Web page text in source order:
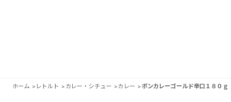
ホーム > レトルト > カレー・シチュー >カレー > ボンカレーゴールド辛口１８０ｇ